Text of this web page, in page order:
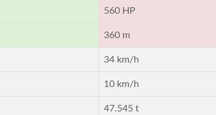
560 HP
360 m
34 km/h
10 km/h
47.545 t